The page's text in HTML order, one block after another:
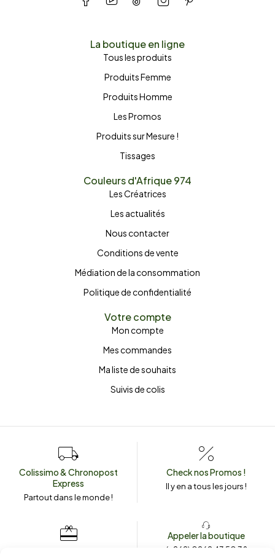
La boutique en ligne
Tous les produits
Produits Femme
Produits Homme
Les Promos
Produits sur Mesure !
Tissages
Couleurs d'Afrique 974
Les Créatrices
Les actualités
Nous contacter
Conditions de vente
Médiation de la consommation
Politique de confidentialité
Votre compte
Mon compte
Mes commandes
Ma liste de souhaits
Suivis de colis
Colissimo & Chronopost
Express
Partout dans le monde !
Check nos Promos !
Il y en a tous les jours !
Appeler la boutique
(+262) 0262 43 50 38